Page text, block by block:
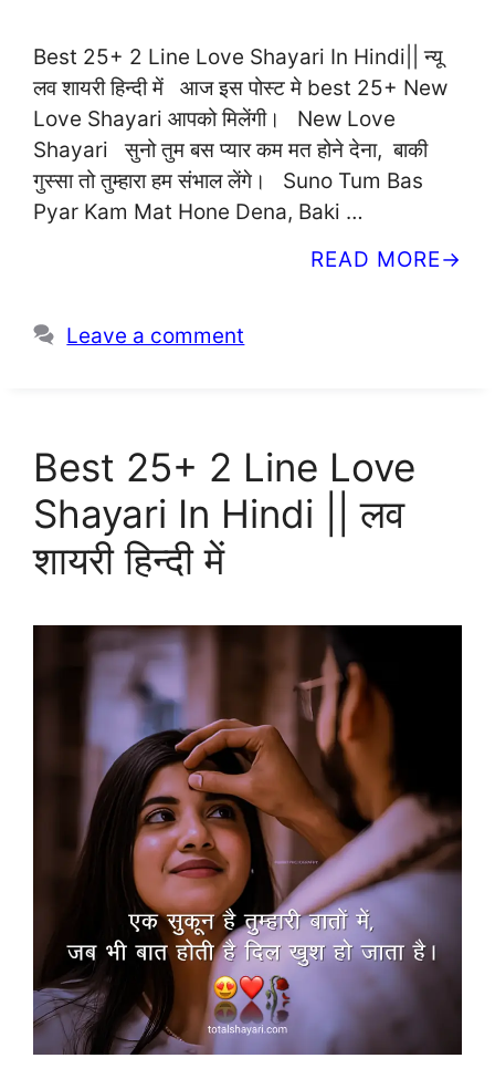
Best 25+ 2 Line Love Shayari In Hindi|| न्यू
लव शायरी हिन्दी में आज इस पोस्ट मे best 25+ New
Love Shayari आपको मिलेंगी। New Love
Shayari सुनो तुम बस प्यार कम मत होने देना, बाकी
गुस्सा तो तुम्हारा हम संभाल लेंगे। Suno Tum Bas
Pyar Kam Mat Hone Dena, Baki …
READ MORE
Leave a comment
Best 25+ 2 Line Love
Shayari In Hindi || लव
शायरी हिन्दी में